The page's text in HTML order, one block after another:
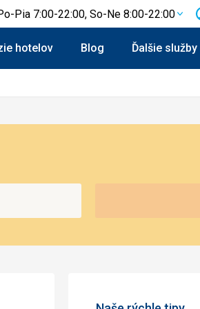
Pia 7:00-22:00, So-Ne 8:00-22:00
hotelov Blog Ďalšie služby